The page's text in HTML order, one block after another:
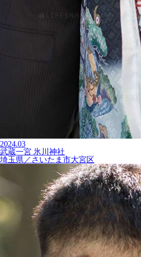
2024.03
武蔵一宮 氷川神社
埼玉県／さいたま市大宮区